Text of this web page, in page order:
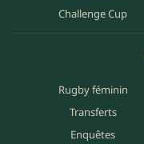
Challenge Cup
Rugby féminin
Transferts
Enquêtes